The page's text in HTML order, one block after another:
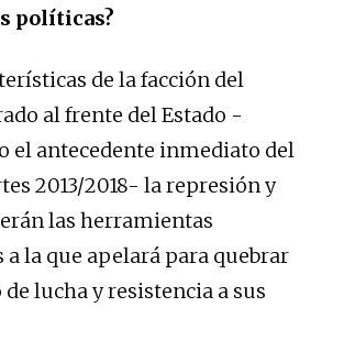
políticas?
de la facción del
al frente del Estado -
el antecedente inmediato del
2013/2018- la represión y
las herramientas
la que apelará para quebrar
lucha y resistencia a sus